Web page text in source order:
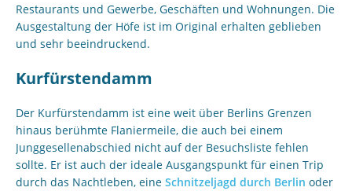
Restaurants und Gewerbe, Geschäften und Wohnungen. Die
Ausgestaltung der Höfe ist im Original erhalten geblieben
und sehr beeindruckend.
Kurfürstendamm
Der Kurfürstendamm ist eine weit über Berlins Grenzen
hinaus berühmte Flaniermeile, die auch bei einem
Junggesellenabschied nicht auf der Besuchsliste fehlen
sollte. Er ist auch der ideale Ausgangspunkt für einen Trip
durch das Nachtleben, eine Schnitzeljagd durch Berlin oder